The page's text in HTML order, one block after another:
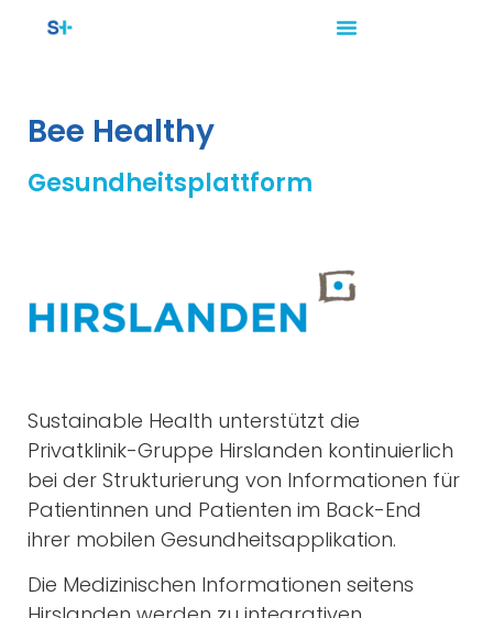
Bee Healthy
Gesundheitsplattform
Sustainable Health unterstützt die
Privatklinik-Gruppe Hirslanden kontinuierlich
bei der Strukturierung von Informationen für
Patientinnen und Patienten im Back-End
ihrer mobilen Gesundheitsapplikation.
Die Medizinischen Informationen seitens